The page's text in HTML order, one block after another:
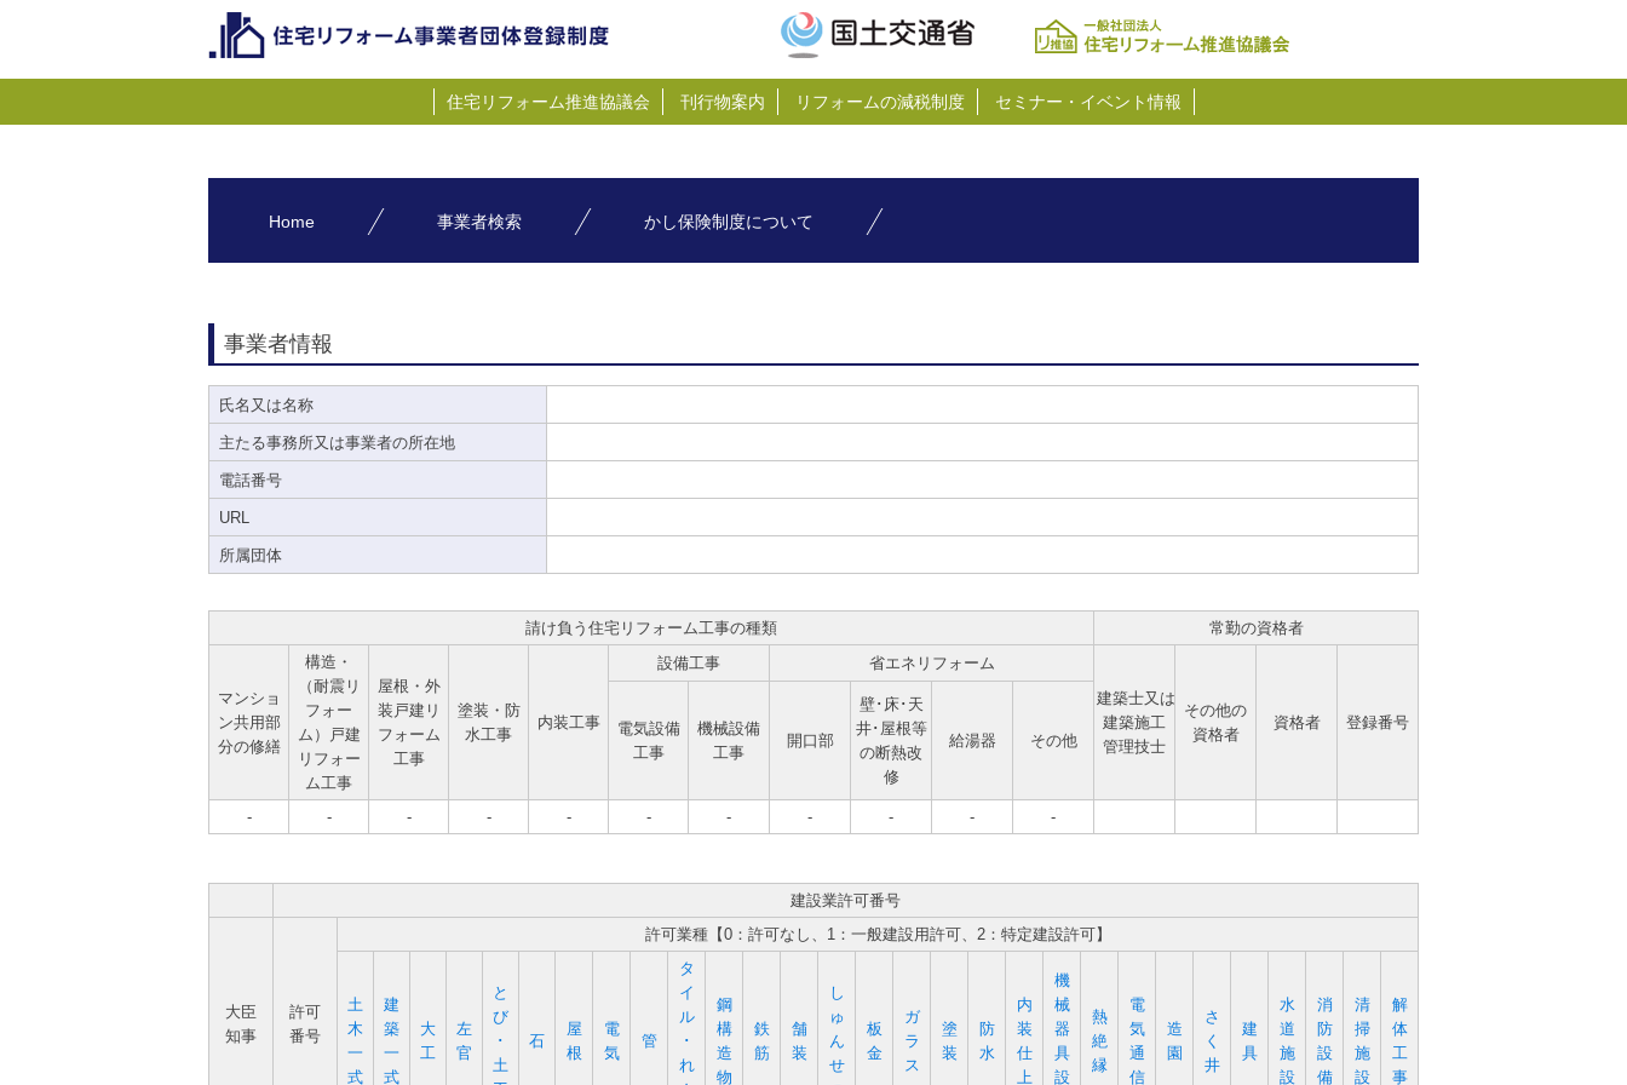
住宅リフォーム推進協議会 刊行物案内 リフォームの減税制度 セミナー・イベント情報
Home 事業者検索 かし保険制度について
事業者情報
氏名又は名称
主たる事務所又は事業者の所在地
電話番号
URL
所属団体
請け負う住宅リフォーム工事の種類 常勤の資格者
マンショ
ン共用部
分の修繕
構造・
（耐震リ
フォー
ム）戸建
リフォー
ム工事
屋根・外
装戸建リ
フォーム
工事
塗装・防
水工事
内装工事
設備工事
省エネリフォーム
建築士又は
建築施工
管理技士
その他の
資格者
資格者 登録番号
電気設備
工事
機械設備
工事
開口部
壁･床･天
井･屋根等
の断熱改
修
給湯器 その他
- - - - - - - - - - -
建設業許可番号
大臣
知事
許可
番号
許可業種【0：許可なし、1：一般建設用許可、2：特定建設許可】
土
木
一
式
建
築
一
式
大
工
左
官
と
び
･
土
石
屋
根
電
気
管
タ
イ
ル
･
れ
鋼
構
造
物
鉄
筋
舗
装
し
ゅ
ん
せ
板
金
ガ
ラ
ス
塗
装
防
水
内
装
仕
上
機
械
器
具
設
熱
絶
縁
電
気
通
信
造
園
さ
く
井
建
具
水
道
施
設
消
防
設
備
清
掃
施
設
解
体
工
事